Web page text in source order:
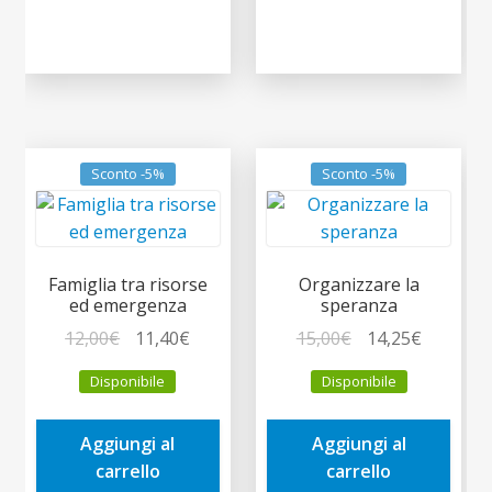
Sconto -5%
Famiglia tra risorse
ed emergenza
12,00€
prezzo
originale
era:
12,00€.
11,40€
è:
Disponibile
Aggiungi al
carrello
Sconto -5%
Organizzare la
speranza
15,00€
prezzo
originale
era:
15,00€.
14,25€Il
è:
Disponibile
Aggiungi al
carrello